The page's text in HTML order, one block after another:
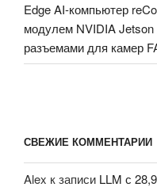
Edge AI-компьютер
модулем NVIDIA
разъемами для камер
СВЕЖИЕ КОММЕНТАРИИ
Alex к записи LLM с